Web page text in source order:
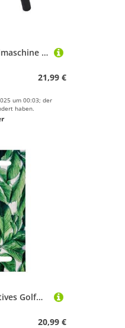
LLINthy Down Kabelmaschine Anhang Ergonomisches Fitnessstudio Für Fitnessstudio Training Trizeps Muskeltraining Kabelmaschine Anhang
21,99 €
um 00:03; der
haben.
LLINthy Atmungsaktives Golfwagen Sitzschutzschutz Tränenresistente Stoff Schnell Setup Guard Design High Durability Polyester Sitzabdeckung
20,99 €